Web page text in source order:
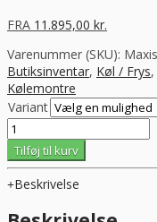
FRA 11.895,00 kr.
Varenummer (SKU):
Butiksinventar, Køl / Frys,
Kølemontre
Variant
Kølemontre
Maxiself
til
selvbetjening,
fra
Sayl
Tilføj til kurv
Beskrivelse